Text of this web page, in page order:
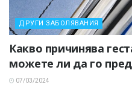
ДРУГИ ЗАБОЛЯВАНИЯ
Какво причинява
можете ли да го
07/03/2024